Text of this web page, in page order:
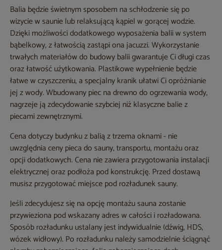
Balia będzie świetnym sposobem na schłodzenie się po
wizycie w saunie lub relaksującą kąpiel w gorącej wodzie.
Dzięki możliwości dodatkowego wyposażenia balii w system
bąbelkowy, z łatwością zastąpi ona jacuzzi. Wykorzystanie
trwałych materiałów do budowy balii gwarantuje Ci długi czas
oraz łatwość użytkowania. Plastikowe wypełnienie będzie
łatwe w czyszczeniu, a specjalny kranik ułatwi Ci opróżnianie
jej z wody. Wbudowany piec na drewno do ogrzewania wody,
nagrzeje ją zdecydowanie szybciej niż klasyczne balie z
piecami zewnętrznymi.
Cena dotyczy budynku z balią z trzema oknami - nie
uwzględnia ceny pieca do sauny, transportu, montażu oraz
opcji dodatkowych. Cena nie zawiera przygotowania instalacji
elektrycznej oraz podłoża pod konstrukcję. Przed dostawą
musisz przygotować miejsce pod rozładunek sauny.
Jeśli zdecydujesz się na opcję montażu sauna zostanie
przywieziona pod wskazany adres w całości i rozładowana.
Sposób rozładunku ustalany jest indywidualnie (dźwig, HDS,
wózek widłowy). Po rozładunku należy samodzielnie ściągnąć